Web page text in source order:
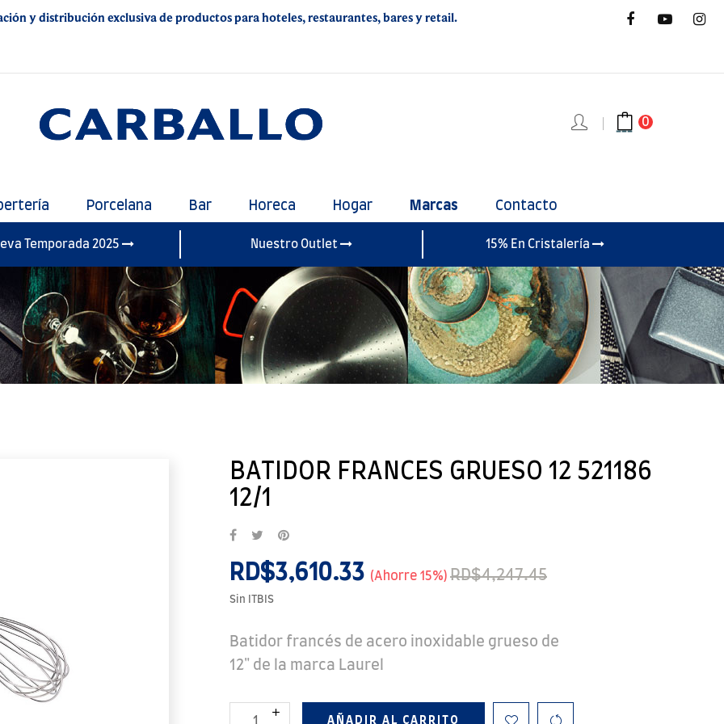
y distribución exclusiva de productos para hoteles, restaurantes, bares y retail.
0
Porcelana Bar Horeca Hogar Marcas Contacto
Temporada 2025 Nuestro Outlet 15% En Cristalería
BATIDOR FRANCES GRUESO 12 521186
12/1
RD$3,610.33 Ahorre 15% RD$4,247.45
Sin ITBIS
Batidor francés de acero inoxidable grueso de
12" de la marca Laurel
AÑADIR AL CARRITO